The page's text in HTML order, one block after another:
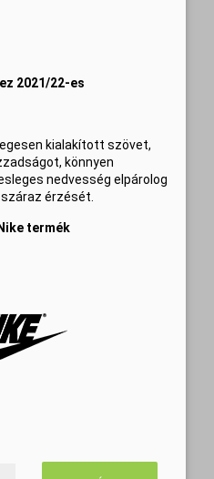
2021/22-es
kialakított szövet,
könnyen
nedvesség elpárolog
érzését.
termék